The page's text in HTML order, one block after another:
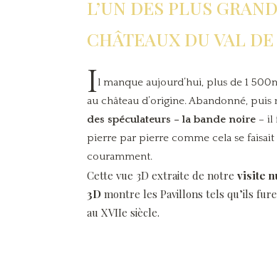
L’UN DES PLUS
CHÂTEAUX DU VAL
Il manque aujourd’hui, plus de 1
au château d’origine. Abandonné, puis
des spéculateurs – la bande noire – il
pierre par pierre comme cela se faisait
couramment.
Cette vue 3D extraite de notre visite
3D montre les Pavillons tels qu’ils
au XVIIe siècle.